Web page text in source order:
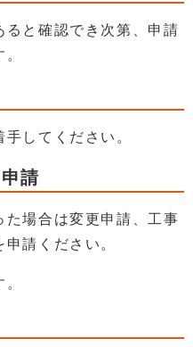
と確認でき次第、申請
してください。
請
場合は変更申請、工事
請ください。